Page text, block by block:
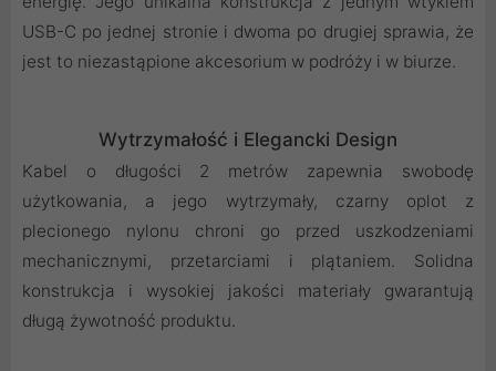
USB-C po jednej stronie i dwoma po drugiej sprawia, że
jest to niezastąpione akcesorium w podróży i w biurze.
Wytrzymałość i Elegancki Design
Kabel o długości 2 metrów zapewnia swobodę
użytkowania, a jego wytrzymały, czarny oplot z
plecionego nylonu chroni go przed uszkodzeniami
mechanicznymi, przetarciami i plątaniem. Solidna
konstrukcja i wysokiej jakości materiały gwarantują
długą żywotność produktu.